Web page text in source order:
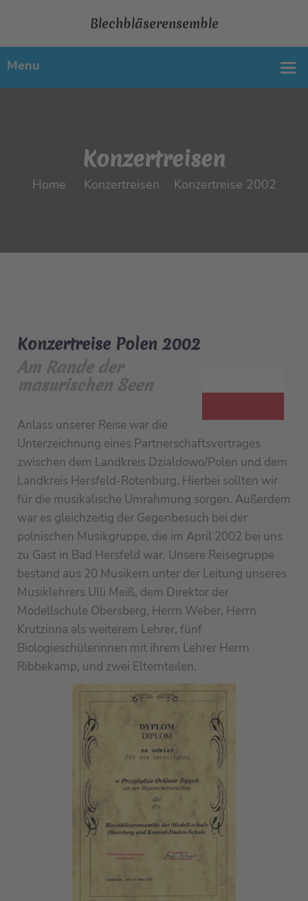
Blechbläserensemble
Konzertreisen
Home Konzertreisen Konzertreise 2002
Konzertreise Polen 2002
Am Rande der
masurischen Seen
Anlass unserer Reise war die
Unterzeichnung eines Partnerschaftsvertrages
zwischen dem Landkreis Dzialdowo/Polen und dem
Landkreis Hersfeld-Rotenburg. Hierbei sollten wir
für die musikalische Umrahmung sorgen. Außerdem
war es gleichzeitig der Gegenbesuch bei der
polnischen Musikgruppe, die im April 2002 bei uns
zu Gast in Bad Hersfeld war. Unsere Reisegruppe
bestand aus 20 Musikern unter der Leitung unseres
Musiklehrers Ulli Meiß, dem Direktor der
Modellschule Obersberg, Herrn Weber, Herrn
Krutzinna als weiterem Lehrer, fünf
Biologieschülerinnen mit ihrem Lehrer Herrn
Ribbekamp, und zwei Elternteilen.